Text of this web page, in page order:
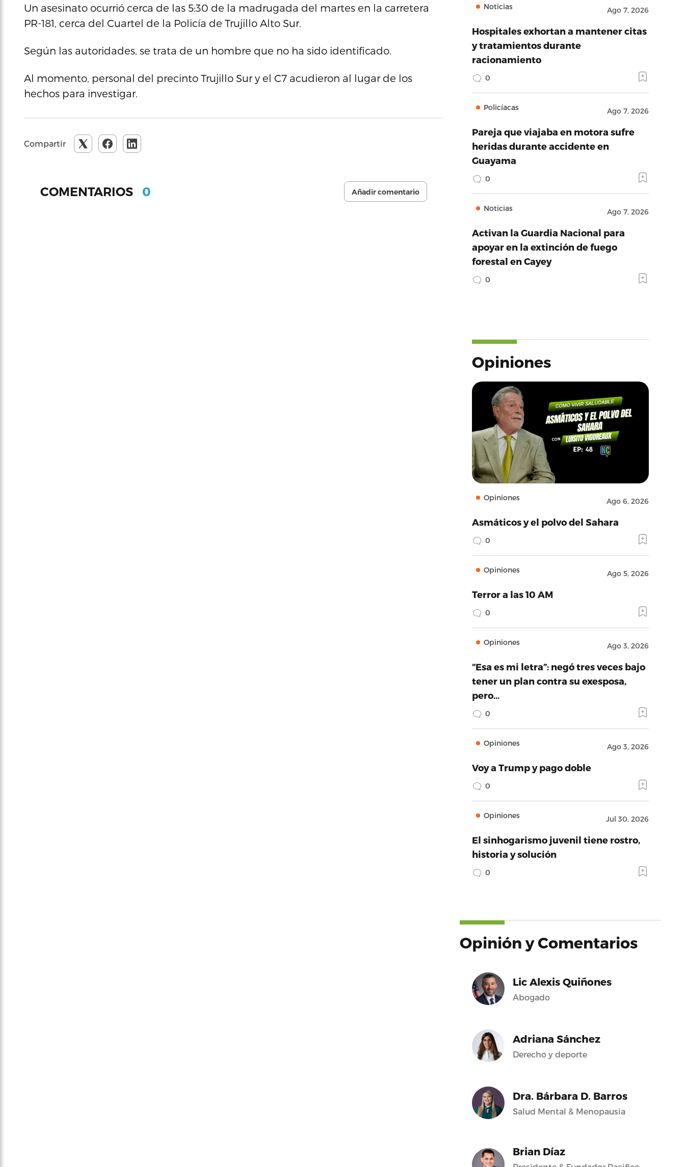
Un asesinato ocurrió cerca de las 5:30 de la madrugada del martes en la carretera
PR-181, cerca del Cuartel de la Policía de Trujillo Alto Sur.
Según las autoridades, se trata de un hombre que no ha sido identificado.
Al momento, personal del precinto Trujillo Sur y el C7 acudieron al lugar de los
hechos para investigar.
Compartir
COMENTARIOS 0 Añadir comentario
Noticias Ago 7, 2026
Hospitales exhortan a mantener citas
y tratamientos durante
racionamiento
0
Policíacas Ago 7, 2026
Pareja que viajaba en motora sufre
heridas durante accidente en
Guayama
0
Noticias Ago 7, 2026
Activan la Guardia Nacional para
apoyar en la extinción de fuego
forestal en Cayey
0
Opiniones
Opiniones Ago 6, 2026
Asmáticos y el polvo del Sahara
0
Opiniones Ago 5, 2026
Terror a las 10 AM
0
Opiniones Ago 3, 2026
“Esa es mi letra”: negó tres veces bajo
tener un plan contra su exesposa,
pero…
0
Opiniones Ago 3, 2026
Voy a Trump y pago doble
0
Opiniones Jul 30, 2026
El sinhogarismo juvenil tiene rostro,
historia y solución
0
Opinión y Comentarios
Lic Alexis Quiñones
Abogado
Adriana Sánchez
Derecho y deporte
Dra. Bárbara D. Barros
Salud Mental & Menopausia
Brian Díaz